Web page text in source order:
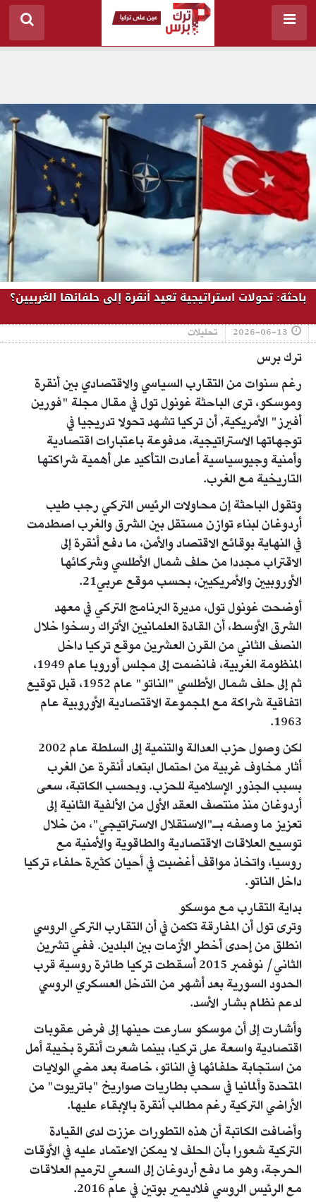
باحثة: تحولات استراتيجية تعيد أنقرة إلى حلفائها الغربيين؟
2026-06-13 تحليلات
ترك برس
رغم سنوات من التقارب السياسي والاقتصادي بين أنقرة
وموسكو، ترى الباحثة غونول تول في مقال مجلة "فورين
أفيرز" الأمريكية٬ أن تركيا تشهد تحولا تدريجيا في
توجهاتها الاستراتيجية، مدفوعة باعتبارات اقتصادية
وأمنية وجيوسياسية أعادت التأكيد على أهمية شراكتها
التاريخية مع الغرب.
وتقول الباحثة إن محاولات الرئيس التركي رجب طيب
أردوغان لبناء توازن مستقل بين الشرق والغرب اصطدمت
في النهاية بوقائع الاقتصاد والأمن، ما دفع أنقرة إلى
الاقتراب مجددا من حلف شمال الأطلسي وشركائها
الأوروبيين والأمريكيين، بحسب موقع عربي21.
أوضحت غونول تول، مديرة البرنامج التركي في معهد
الشرق الأوسط، أن القادة العلمانيين الأتراك رسخوا خلال
النصف الثاني من القرن العشرين موقع تركيا داخل
المنظومة الغربية، فانضمت إلى مجلس أوروبا عام 1949،
ثم إلى حلف شمال الأطلسي "الناتو" عام 1952، قبل توقيع
اتفاقية شراكة مع المجموعة الاقتصادية الأوروبية عام
1963.
لكن وصول حزب العدالة والتنمية إلى السلطة عام 2002
أثار مخاوف غربية من احتمال ابتعاد أنقرة عن الغرب
بسبب الجذور الإسلامية للحزب. وبحسب الكاتبة، سعى
أردوغان منذ منتصف العقد الأول من الألفية الثانية إلى
تعزيز ما وصفه بـ"الاستقلال الاستراتيجي"، من خلال
توسيع العلاقات الاقتصادية والطاقوية والأمنية مع
روسيا، واتخاذ مواقف أغضبت في أحيان كثيرة حلفاء تركيا
داخل الناتو.
بداية التقارب مع موسكو
وترى تول أن المفارقة تكمن في أن التقارب التركي الروسي
انطلق من إحدى أخطر الأزمات بين البلدين. ففي تشرين
الثاني/ نوفمبر 2015 أسقطت تركيا طائرة روسية قرب
الحدود السورية بعد أشهر من التدخل العسكري الروسي
لدعم نظام بشار الأسد.
وأشارت إلى أن موسكو سارعت حينها إلى فرض عقوبات
اقتصادية واسعة على تركيا، بينما شعرت أنقرة بخيبة أمل
من استجابة حلفائها في الناتو، خاصة بعد مضي الولايات
المتحدة وألمانيا في سحب بطاريات صواريخ "باتريوت" من
الأراضي التركية رغم مطالب أنقرة بالإبقاء عليها.
وأضافت الكاتبة أن هذه التطورات عززت لدى القيادة
التركية شعورا بأن الحلف لا يمكن الاعتماد عليه في الأوقات
الحرجة، وهو ما دفع أردوغان إلى السعي لترميم العلاقات
مع الرئيس الروسي فلاديمير بوتين في عام 2016.